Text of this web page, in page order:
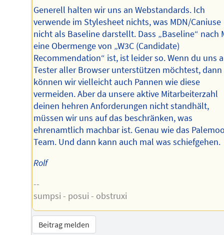
Generell halten wir uns an Webstandards. Ich
verwende im Stylesheet nichts, was MDN/Caniuse
nicht als Baseline darstellt. Dass „Baseline“ nach
eine Obermenge von „W3C (Candidate)
Recommendation“ ist, ist leider so. Wenn du uns
Tester aller Browser unterstützen möchtest, dann
können wir vielleicht auch Pannen wie diese
vermeiden. Aber da unsere aktive Mitarbeiterzahl
deinen hehren Anforderungen nicht standhält,
müssen wir uns auf das beschränken, was
ehrenamtlich machbar ist. Genau wie das
Team. Und dann kann auch mal was schiefgehen.
Rolf
--
sumpsi - posui - obstruxi
Beitrag melden